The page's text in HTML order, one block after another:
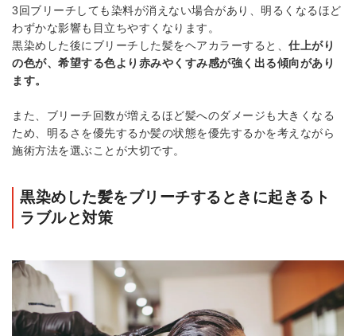
3回ブリーチしても染料が消えない場合があり、明るくなるほど
わずかな影響も目立ちやすくなります。
黒染めした後にブリーチした髪をヘアカラーすると、 仕上がり
の色が、希望する色より赤みやくすみ感が強く出る傾向があり
ます。
また、ブリーチ回数が増えるほど髪へのダメージも大きくなる
ため、明るさを優先するか髪の状態を優先するかを考えながら
施術方法を選ぶことが大切です。
黒染めした髪をブリーチするときに起きるト
ラブルと対策